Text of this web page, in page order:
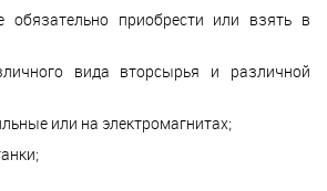
обязательно приобрести или взять в
вида вторсырья и различной
или на электромагнитах;